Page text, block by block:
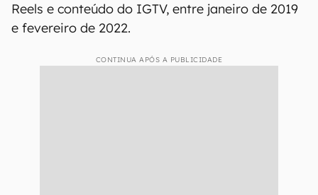
Reels e conteúdo do IGTV, entre janeiro de 2019
e fevereiro de 2022.
CONTINUA APÓS A PUBLICIDADE